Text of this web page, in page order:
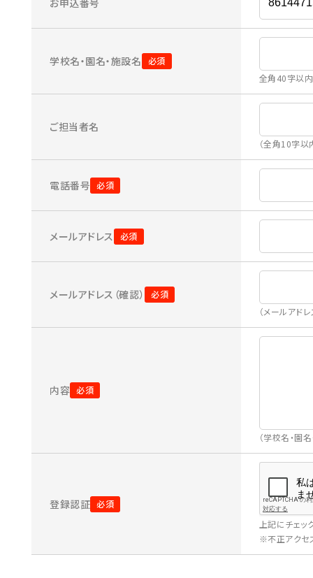
学校名・園名・施設名
全角40字以内
ご担当者名
（全角10字以
電話番号
メールアドレス
メールアドレス（確認）
（メールアド
内容
（学校名・園
登録認証
上記にチェッ
※不正アクセ